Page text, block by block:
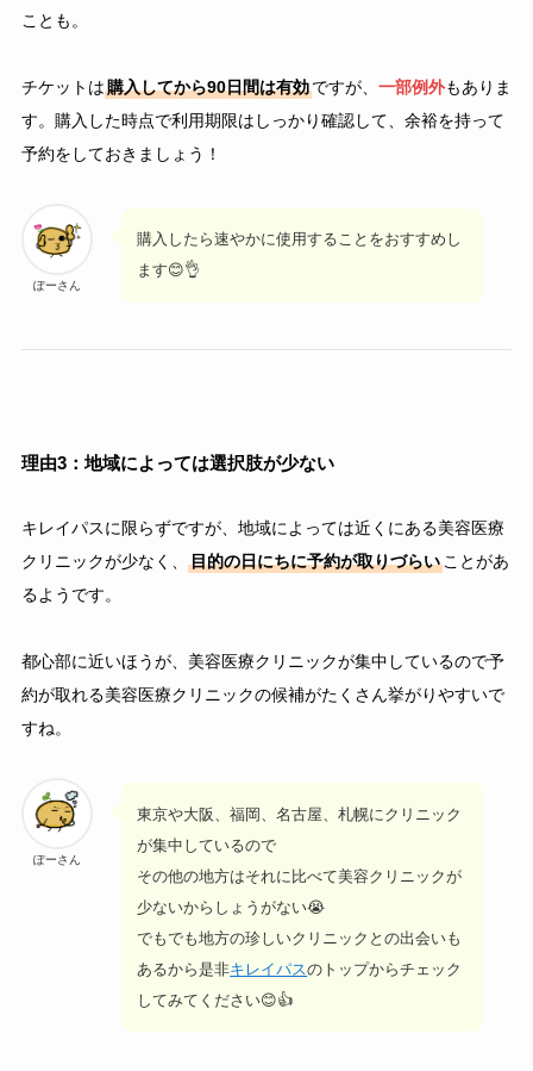
ことも。
チケットは購入してから90日間は有効ですが、 一部例外もありま
す。購入した時点で利用期限はしっかり確認して、余裕を持って
予約をしておきましょう！
ぽーさん
購入したら速やかに使用することをおすすめし
ます😊👌
理由3：地域によっては選択肢が少ない
キレイパスに限らずですが、地域によっては近くにある美容医療
クリニックが少なく、
目的の日にちに予約が取りづらいことがあ
るようです。
都心部に近いほうが、美容医療クリニックが集中しているので予
約が取れる美容医療クリニックの候補がたくさん挙がりやすいで
すね。
ぽーさん
東京や大阪、福岡、名古屋、札幌にクリニック
が集中しているので
その他の地方はそれに比べて美容クリニックが
少ないからしょうがない😭
でもでも地方の珍しいクリニックとの出会いも
あるから是非キレイパスのトップからチェック
してみてください😊👍